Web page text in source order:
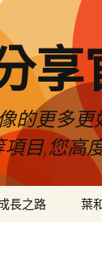
享
的更多
目,您高
長之路 葉